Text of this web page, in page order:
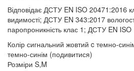
Відповідає ДСТУ EN ISO 20471:2016
видимості; ДСТУ EN 343:2017
паропроникність клас 1; ДСТУ EN
Колір сигнальний жовтий c темно-
темно-синім (подивитися)
Розміри S,M